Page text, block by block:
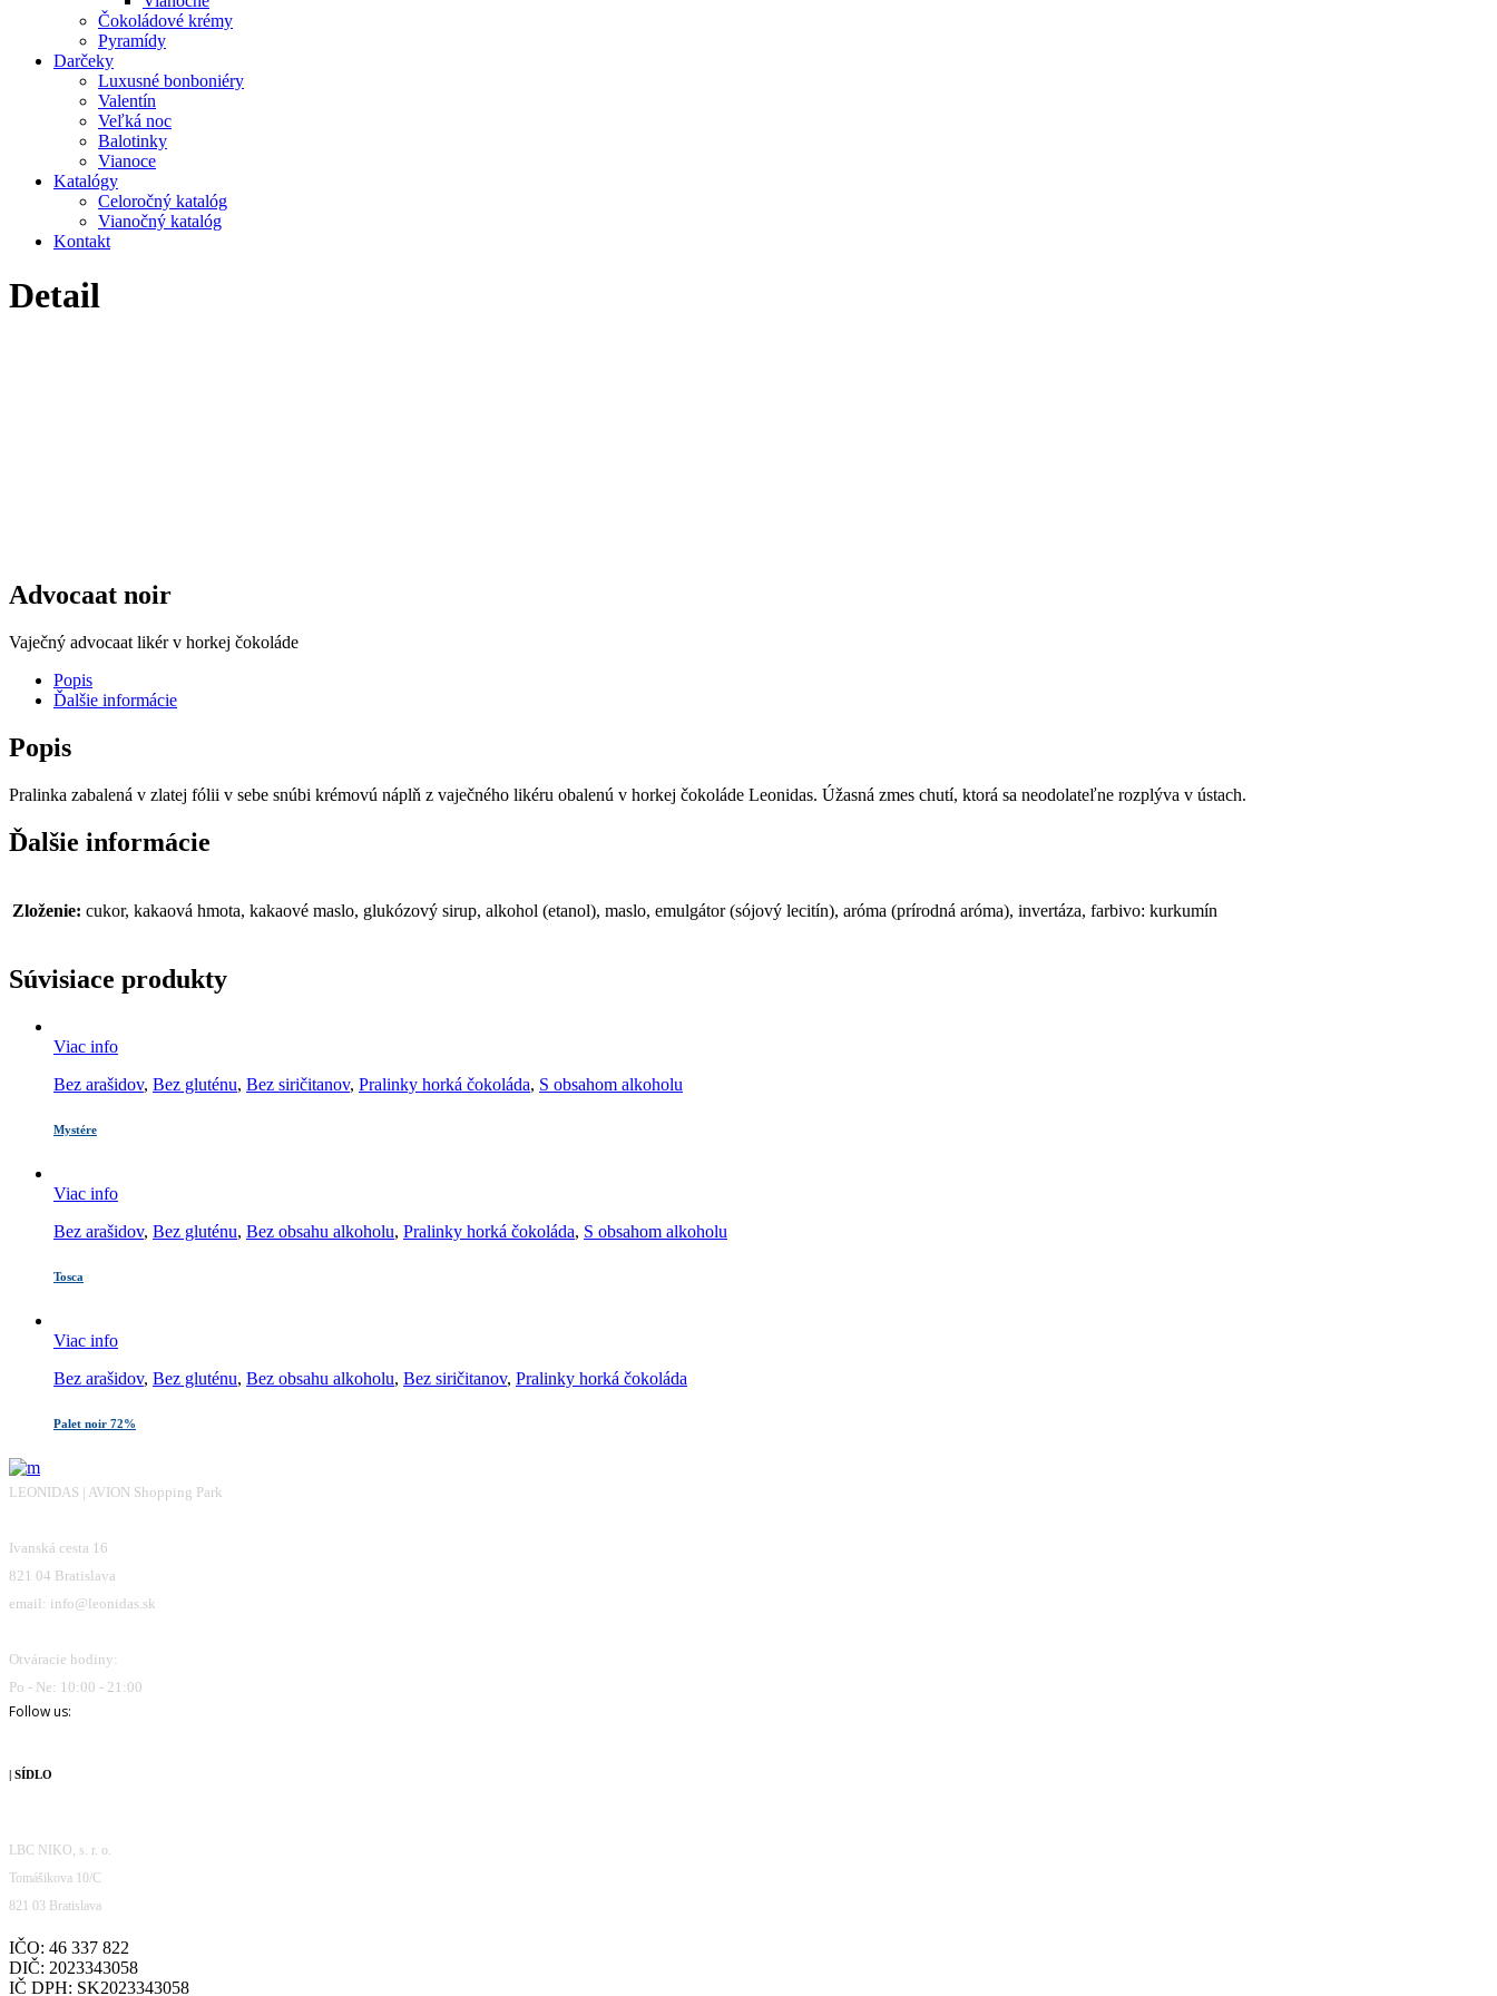
Čokoládové krémy
Pyramídy
Darčeky
Luxusné bonboniéry
Valentín
Veľká noc
Balotinky
Vianoce
Katalógy
Celoročný katalóg
Vianočný katalóg
Kontakt
Detail
Advocaat noir
Vaječný advocaat likér v horkej čokoláde
Popis
Ďalšie informácie
Popis
Pralinka zabalená v zlatej fólii v sebe snúbi krémovú náplň z vaječného likéru obalenú v horkej čokoláde Leonidas. Úžasná zmes chutí, ktorá sa neodolateľne rozplýva v ústach.
Ďalšie informácie
Zloženie: cukor, kakaová hmota, kakaové maslo, glukózový sirup, alkohol (etanol), maslo, emulgátor (sójový lecitín), aróma (prírodná aróma), invertáza, farbivo: kurkumín
Súvisiace produkty
Viac info
Bez arašidov, Bez gluténu, Bez siričitanov, Pralinky horká čokoláda, S obsahom alkoholu
Mystére
Viac info
Bez arašidov, Bez gluténu, Bez obsahu alkoholu, Pralinky horká čokoláda, S obsahom alkoholu
Tosca
Viac info
Bez arašidov, Bez gluténu, Bez obsahu alkoholu, Bez siričitanov, Pralinky horká čokoláda
Palet noir 72%
LEONIDAS | AVION Shopping Park
Ivanská cesta 16
821 04 Bratislava
email: info@leonidas.sk
Otváracie hodiny:
Po - Ne: 10:00 - 21:00
Follow us:
| SÍDLO
LBC NIKO, s. r. o.
Tomášikova 10/C
821 03 Bratislava
IČO: 46 337 822
DIČ: 2023343058
IČ DPH: SK2023343058